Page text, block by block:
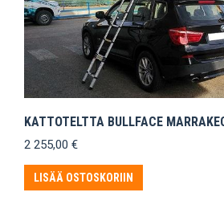
KATTOTELTTA BULLFACE
2 255,00 €
LISÄÄ OSTOSKORIIN